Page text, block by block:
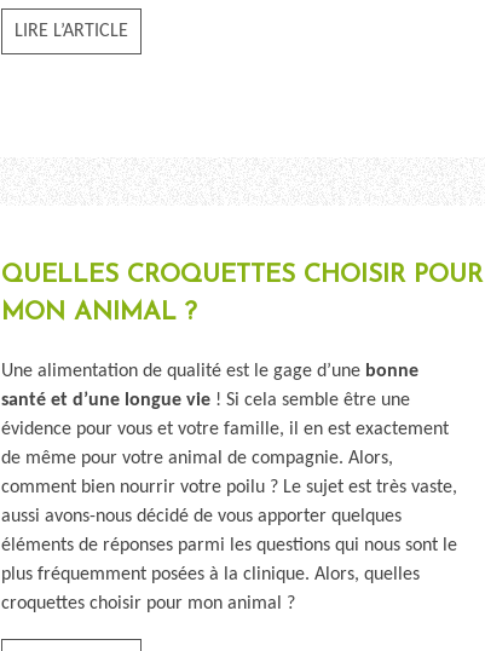
LIRE L’ARTICLE
QUELLES CROQUETTES CHOISIR POUR
MON ANIMAL ?
Une alimentation de qualité est le gage d’une bonne
santé et d’une longue vie ! Si cela semble être une
évidence pour vous et votre famille, il en est exactement
de même pour votre animal de compagnie. Alors,
comment bien nourrir votre poilu ? Le sujet est très vaste,
aussi avons-nous décidé de vous apporter quelques
éléments de réponses parmi les questions qui nous sont le
plus fréquemment posées à la clinique. Alors, quelles
croquettes choisir pour mon animal ?